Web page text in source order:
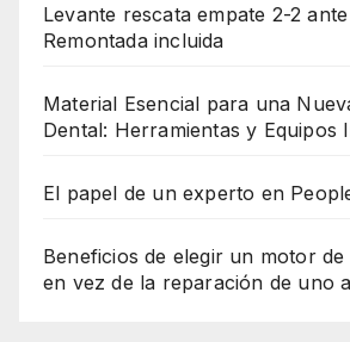
Levante rescata empate 2-2 ante
Remontada incluida
Material Esencial para una
Dental: Herramientas y Equipos
El papel de un experto en
Beneficios de elegir un motor de
en vez de la reparación de uno